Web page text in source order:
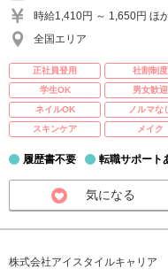
時給1,410円 ～ 1,650円 ほ
全国エリア
正社員登用 社割制度
学生OK
男女歓迎
ネイルOK
ノルマな
スキンケア
メイク
履歴書不要 転職サポート
気になる
株式会社アイスタイルキャリア